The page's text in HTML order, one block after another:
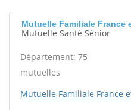
Mutuelle Familiale France
Mutuelle Santé Sénior
Département: 75
mutuelles
Mutuelle Familiale France